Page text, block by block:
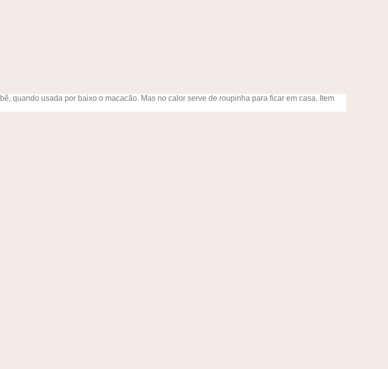
quando usada por baixo o macacão. Mas no calor serve de roupinha para ficar em casa. Item